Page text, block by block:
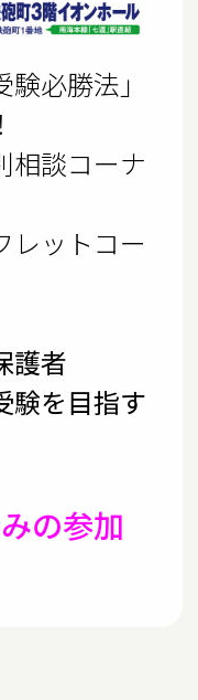
必勝法」
談コーナ
ットコー
護者
を目指す
の参加